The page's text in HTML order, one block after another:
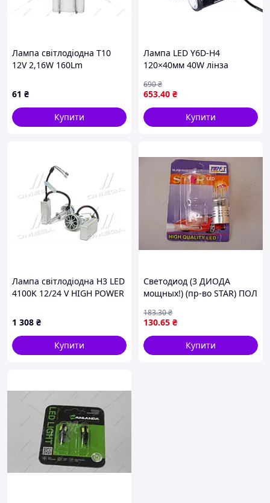
Лампа світлодіодна T10
12V 2,16W 160Lm
(кратно 2) WANLANDA
61 ₴
Купити
Лампа LED Y6D-H4
120×40мм 40W лінза
Завод) CH
653.40 ₴
690₴
Купити
Лампа світлодіодна H3 LED
4100K 12/24 V HIGH POWER
1 308 ₴
Купити
Светодиод (3 ДИОДА
мощных!) (пр-во STAR) ПОЛ
130.65 ₴
183.30₴
Купити